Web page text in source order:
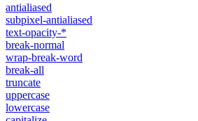
antialiased
subpixel-antialiased
text-opacity-*
break-normal
wrap-break-word
break-all
truncate
uppercase
lowercase